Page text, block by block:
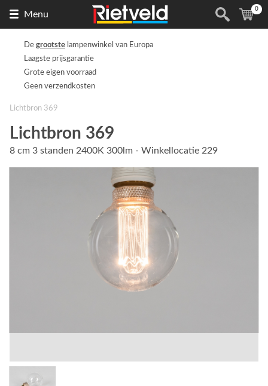
Menu
de
(
0
De grootste lampenwinkel van Europa
Laagste prijsgarantie
Grote eigen voorraad
Geen verzendkosten
Lichtbron 369
Lichtbron 369
8 cm 3 standen 2400K 300lm - Winkellocatie 229